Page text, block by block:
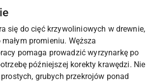
się do cięć krzywoliniowych w drewnie,
promieniu. Węższa
pomaga prowadzić wyrzynarkę po
późniejszej korekty krawędzi. Nie
grubych przekrojów ponad